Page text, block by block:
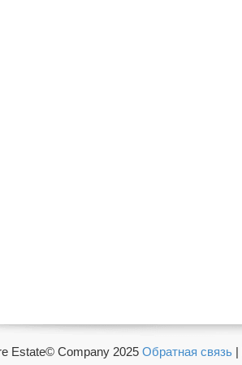
Estate© Company 2025 Обратная связь |